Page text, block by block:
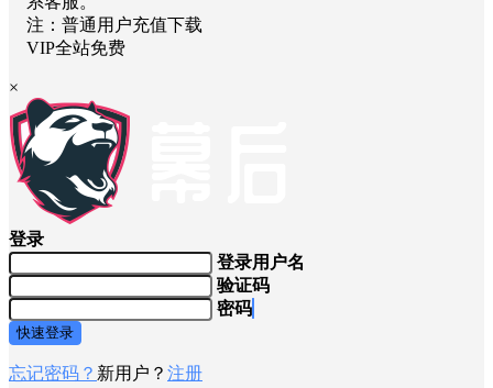
注：普通用户充值下载
VIP全站免费
×
登录
登录用户名
验证码
密码
快速登录
忘记密码？ 新用户？ 注册